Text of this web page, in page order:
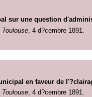
sur une question
, 4 d?cembre 1891.
en faveur de
, 4 d?cembre 1891.